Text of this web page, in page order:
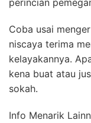
Coba usai
niscaya terima
kelayakannya.
kena buat atau
sokah.
Info Menarik